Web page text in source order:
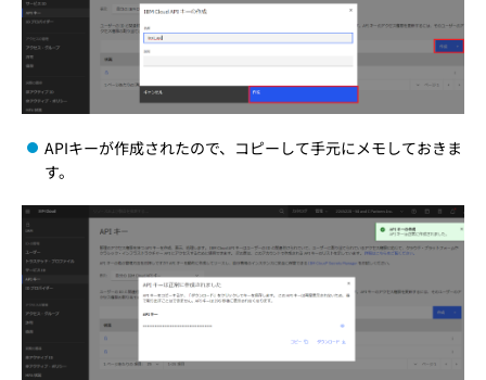
APIキーが作成されたので、コピーして手元にメモしておきま
す。